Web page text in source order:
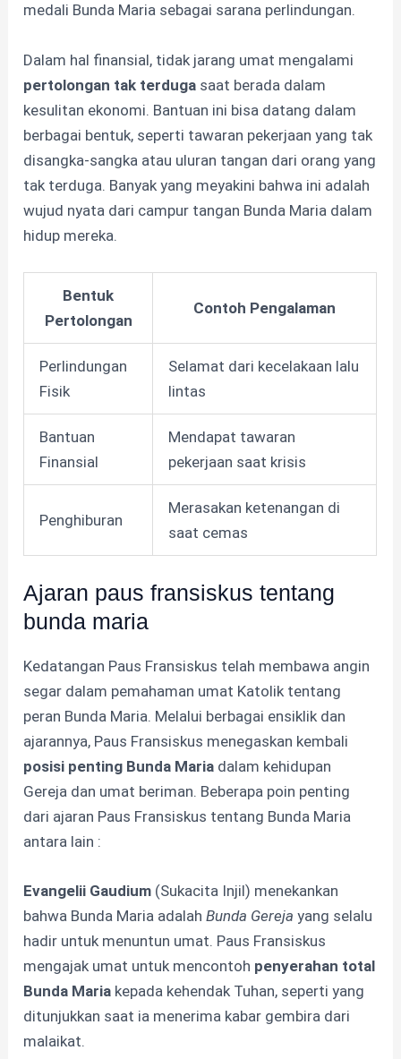
medali Bunda Maria sebagai sarana perlindungan.
Dalam hal finansial, tidak jarang umat mengalami
pertolongan tak terduga saat berada dalam
kesulitan ekonomi. Bantuan ini bisa datang dalam
berbagai bentuk, seperti tawaran pekerjaan yang tak
disangka-sangka atau uluran tangan dari orang yang
tak terduga. Banyak yang meyakini bahwa ini adalah
wujud nyata dari campur tangan Bunda Maria dalam
hidup mereka.
Bentuk
Pertolongan
Contoh Pengalaman
Perlindungan
Fisik
Selamat dari kecelakaan lalu
lintas
Bantuan
Finansial
Mendapat tawaran
pekerjaan saat krisis
Penghiburan
Merasakan ketenangan di
saat cemas
Ajaran paus fransiskus tentang
bunda maria
Kedatangan Paus Fransiskus telah membawa angin
segar dalam pemahaman umat Katolik tentang
peran Bunda Maria. Melalui berbagai ensiklik dan
ajarannya, Paus Fransiskus menegaskan kembali
posisi penting Bunda Maria dalam kehidupan
Gereja dan umat beriman. Beberapa poin penting
dari ajaran Paus Fransiskus tentang Bunda Maria
antara lain :
Evangelii Gaudium (Sukacita Injil) menekankan
bahwa Bunda Maria adalahBunda Gereja yang selalu
hadir untuk menuntun umat. Paus Fransiskus
mengajak umat untuk mencontoh penyerahan total
Bunda Maria kepada kehendak Tuhan, seperti yang
ditunjukkan saat ia menerima kabar gembira dari
malaikat.